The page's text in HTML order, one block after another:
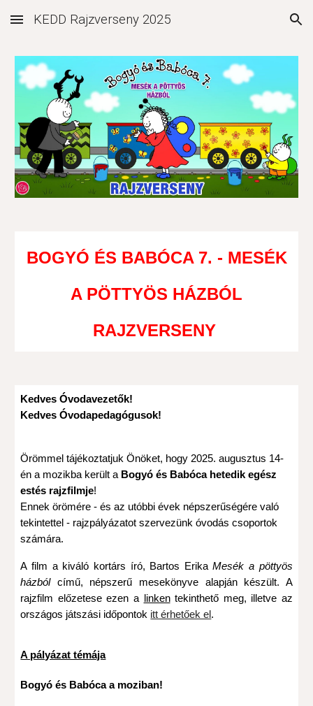
Skip to main content Skip to navigation
KEDD Rajzverseny 2025
BOGYÓ ÉS BABÓCA 7. - MESÉK
A PÖTTYÖS HÁZBÓL
RAJZVERSENY
Kedves Óvodavezetők!
Kedves Óvodapedagógusok!
Örömmel tájékoztatjuk Önöket, hogy 2025. augusztus 14-
én a mozikba került a Bogyó és Babóca hetedik egész
estés rajzfilmje!
Ennek örömére - és az utóbbi évek népszerűségére való
tekintettel - rajzpályázatot szervezünk óvodás csoportok
számára.
A film a kiváló kortárs író, Bartos ErikaMesék a pöttyös
házbólcímű, népszerű mesekönyve alapján készült. A
rajzfilm előzetese ezen a
linkentekinthető meg, illetve az
országos játszási időpontok itt érhetőek el .
A pályázat témája
Bogyó és Babóca a moziban!